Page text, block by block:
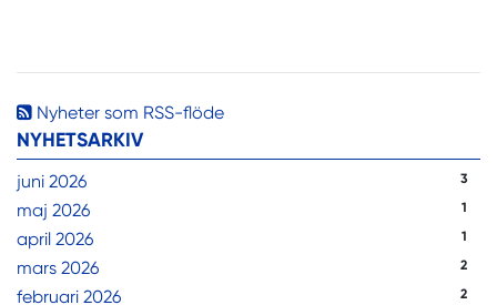
Nyheter som RSS-flöde
NYHETSARKIV
juni 2026 3
maj 2026 1
april 2026 1
mars 2026 2
februari 2026 2